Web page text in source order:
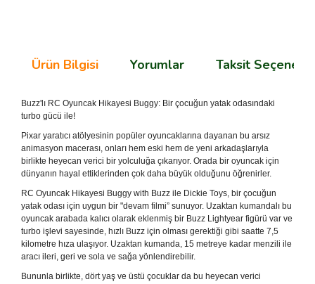
Ürün Bilgisi Yorumlar Taksit
Buzz'lı RC Oyuncak Hikayesi Buggy: Bir çocuğun yatak odasındaki
turbo gücü ile!
Pixar yaratıcı atölyesinin popüler oyuncaklarına dayanan bu arsız
animasyon macerası, onları hem eski hem de yeni arkadaşlarıyla
birlikte heyecan verici bir yolculuğa çıkarıyor. Orada bir oyuncak için
dünyanın hayal ettiklerinden çok daha büyük olduğunu öğrenirler.
RC Oyuncak Hikayesi Buggy with Buzz ile Dickie Toys, bir çocuğun
yatak odası için uygun bir "devam filmi” sunuyor. Uzaktan kumandalı bu
oyuncak arabada kalıcı olarak eklenmiş bir Buzz Lightyear figürü var ve
turbo işlevi sayesinde, hızlı Buzz için olması gerektiği gibi saatte 7,5
kilometre hıza ulaşıyor. Uzaktan kumanda, 15 metreye kadar menzili ile
aracı ileri, geri ve sola ve sağa yönlendirebilir.
Bununla birlikte, dört yaş ve üstü çocuklar da bu heyecan verici